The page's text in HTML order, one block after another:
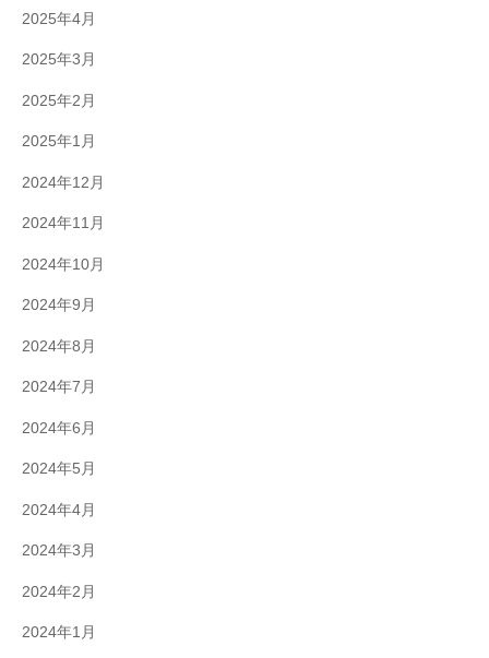
2025年4月
2025年3月
2025年2月
2025年1月
2024年12月
2024年11月
2024年10月
2024年9月
2024年8月
2024年7月
2024年6月
2024年5月
2024年4月
2024年3月
2024年2月
2024年1月